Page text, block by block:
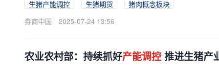
生猪产能调控 生猪期货
猪肉概念板块
券商中国
2025-07-24 13:56
农业农村部：持续抓好产能调控 推进生猪产